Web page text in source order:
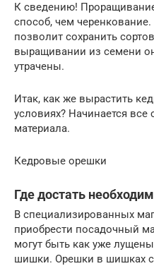
К сведению!
способ, чем
позволит сохранить
выращивании из семени
утрачены.
Итак, как же вырастить
условиях? Начинается все
материала.
Кедровые орешки
Где достать
В специализированных
приобрести посадочный
могут быть как уже
шишки. Орешки в шишках